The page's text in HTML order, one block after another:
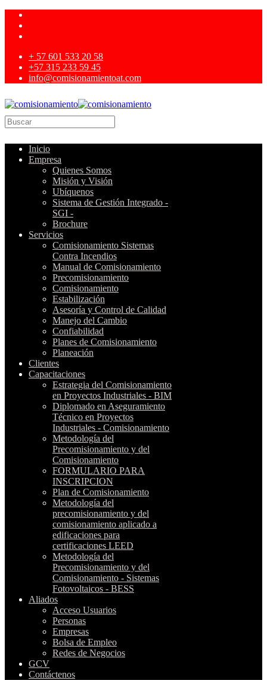
+ 57 601 533 20 58
+57 315 233 59 45
info@comisionamientoat.com
Inicio
Empresa
Quienes Somos
Misión y Visión
Ubíquenos
Sistema de Gestión Integrado -
SGI -
Brochure
Servicios
Comisionamiento Sistemas
Contra Incendios
Manual de Comisionamiento
Precomisionamiento
Comisionamiento
Estabilización
Asesoría y Control de Calidad
Manejo del Cambio
Confiabilidad
Planes de Comisionamiento
Planeación
Clientes
Capacitaciones
Estrategia del Comisionamiento
en Proyectos Industriales - BIM
Diplomado en Aseguramiento
Técnico en Proyectos
Industriales - Comisionamiento
Metodología del
Precomisionamiento y del
Comisionamiento
FORMULARIO PARA
INSCRIPCION
Plan de Comisionamiento
Metodología del
precomisionamiento y del
comisionamiento aplicado a
edificaciones para
certificaciones LEED
Metodología del
Precomisionamiento y del
Comisionamiento - Sistemas
Fotovoltaicos - BESS
Aliados
Acceso Usuarios
Personas
Empresas
Bolsa de Empleo
Redes de Negocios
GCV
Contáctenos